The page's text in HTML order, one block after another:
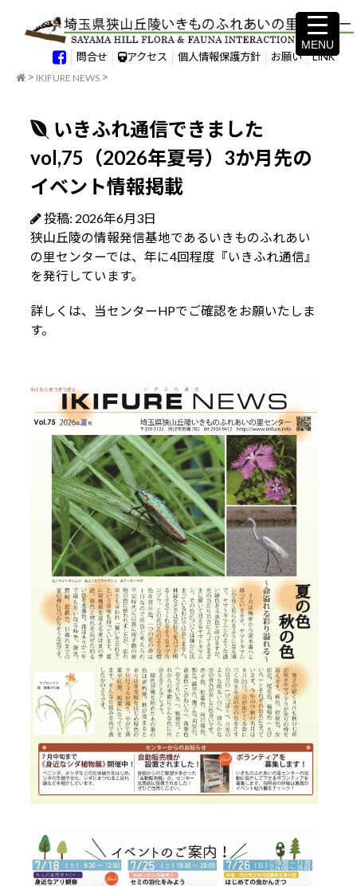
問合せ アクセス 個人情報保護方針 お願い LINK
IKIFURE NEWS
いきふれ通信できました
vol,75（2026年夏号）3か月先の
イベント情報掲載
投稿: 2026年6月3日
狭山丘陵の情報発信基地であるいきものふれあい
の里センターでは、年に4回程度『いきふれ通信』
を発行しています。
詳しくは、当センターHPでご確認をお願いたしま
す。
MENU
MENU